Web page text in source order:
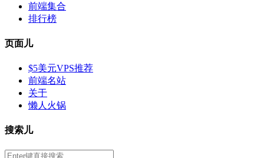
前端集合
排行榜
页面儿
$5美元VPS推荐
前端名站
关于
懒人火锅
搜索儿